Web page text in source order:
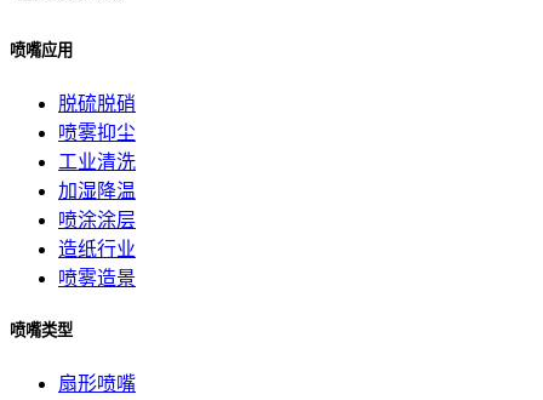
喷嘴应用
脱硫脱硝
喷雾抑尘
工业清洗
加湿降温
喷涂涂层
造纸行业
喷雾造景
喷嘴类型
扇形喷嘴